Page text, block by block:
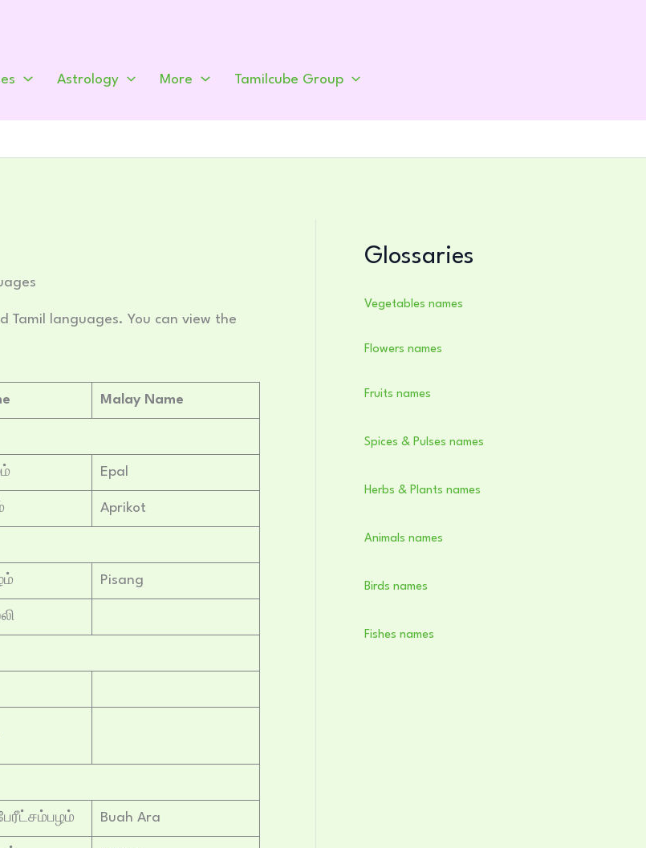
Astrology More Tamilcube Group
Tamil languages. You can view the
Malay Name
Epal
Aprikot
Pisang
Buah Ara
Glossaries
Vegetables names
Flowers names
Fruits names
Spices & Pulses names
Herbs & Plants names
Animals names
Birds names
Fishes names